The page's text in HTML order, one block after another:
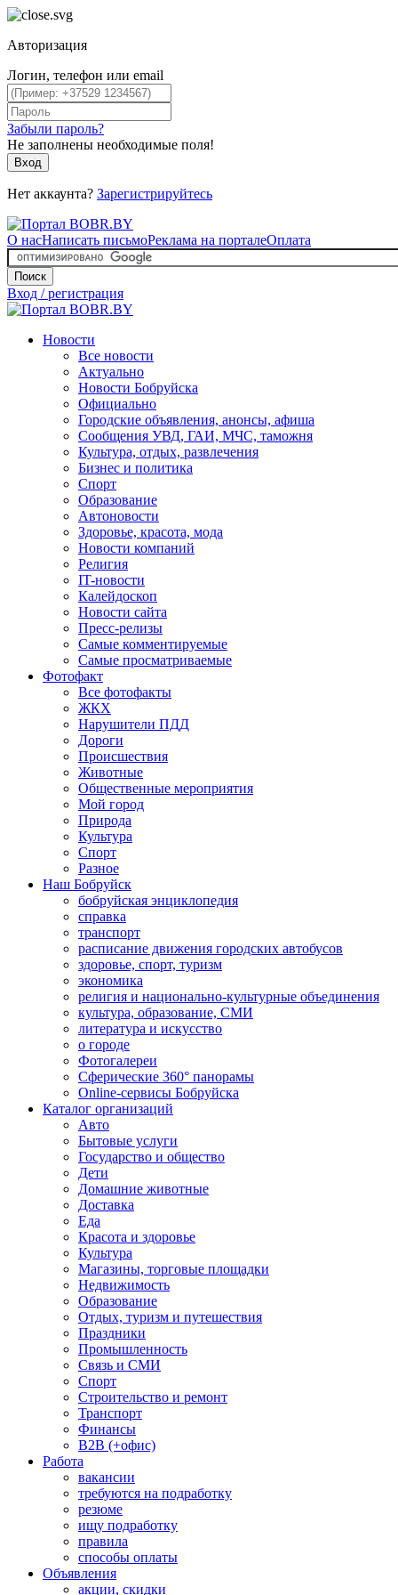
Авторизация
Логин, телефон или email
Забыли пароль?
Не заполнены необходимые поля!
Вход
Нет аккаунта? Зарегистрируйтесь
О насНаписать письмоРеклама на порталеОплата
Поиск
Вход / регистрация
Новости
Все новости
Актуально
Новости Бобруйска
Официально
Городские объявления, анонсы, афиша
Сообщения УВД, ГАИ, МЧС, таможня
Культура, отдых, развлечения
Бизнес и политика
Спорт
Образование
Автоновости
Здоровье, красота, мода
Новости компаний
Религия
IT-новости
Калейдоскоп
Новости сайта
Пресс-релизы
Самые комментируемые
Самые просматриваемые
Фотофакт
Все фотофакты
ЖКХ
Нарушители ПДД
Дороги
Происшествия
Животные
Общественные мероприятия
Мой город
Природа
Культура
Спорт
Разное
Наш Бобруйск
бобруйская энциклопедия
справка
транспорт
расписание движения городских автобусов
здоровье, спорт, туризм
экономика
религия и национально-культурные объединения
культура, образование, СМИ
литература и искусство
о городе
Фотогалереи
Сферические 360° панорамы
Online-сервисы Бобруйска
Каталог организаций
Авто
Бытовые услуги
Государство и общество
Дети
Домашние животные
Доставка
Еда
Красота и здоровье
Культура
Магазины, торговые площадки
Недвижимость
Образование
Отдых, туризм и путешествия
Праздники
Промышленность
Связь и СМИ
Спорт
Строительство и ремонт
Транспорт
Финансы
B2B (+офис)
Работа
вакансии
требуются на подработку
резюме
ищу подработку
правила
способы оплаты
Объявления
акции, скидки